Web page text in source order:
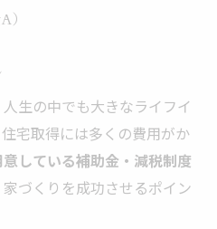
）
生の中でも大きなライフイ
宅取得には多くの費用がか
している補助金・減税制度
家づくりを成功させるポイン